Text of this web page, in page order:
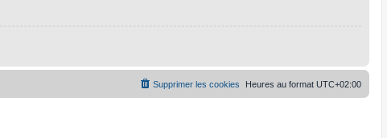
Heures au format UTC+02:00
Supprimer les cookies